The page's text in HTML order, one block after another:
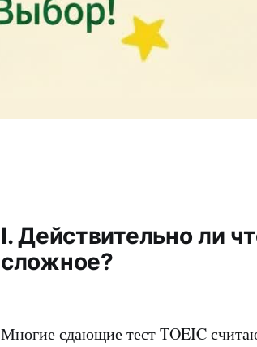
I. Действительно ли
сложное?
Многие сдающие тест TOEIC